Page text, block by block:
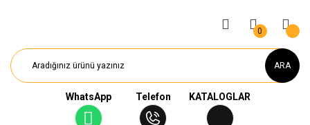
ARA
WhatsApp Telefon KATALOGLAR
0